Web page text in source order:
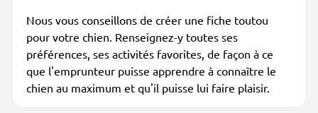
Nous vous conseillons de créer une fiche toutou
pour votre chien. Renseignez-y toutes ses
préférences, ses activités favorites, de façon à ce
que l'emprunteur puisse apprendre à connaître le
chien au maximum et qu'il puisse lui faire plaisir.